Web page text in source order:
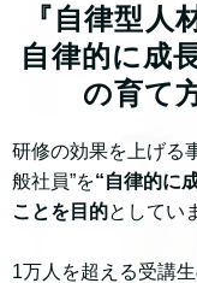
『自律型
自律的に成
の育て
研修の効果を上げる
般社員”を“自律的に
ことを目的としてい
1万人を超える受講